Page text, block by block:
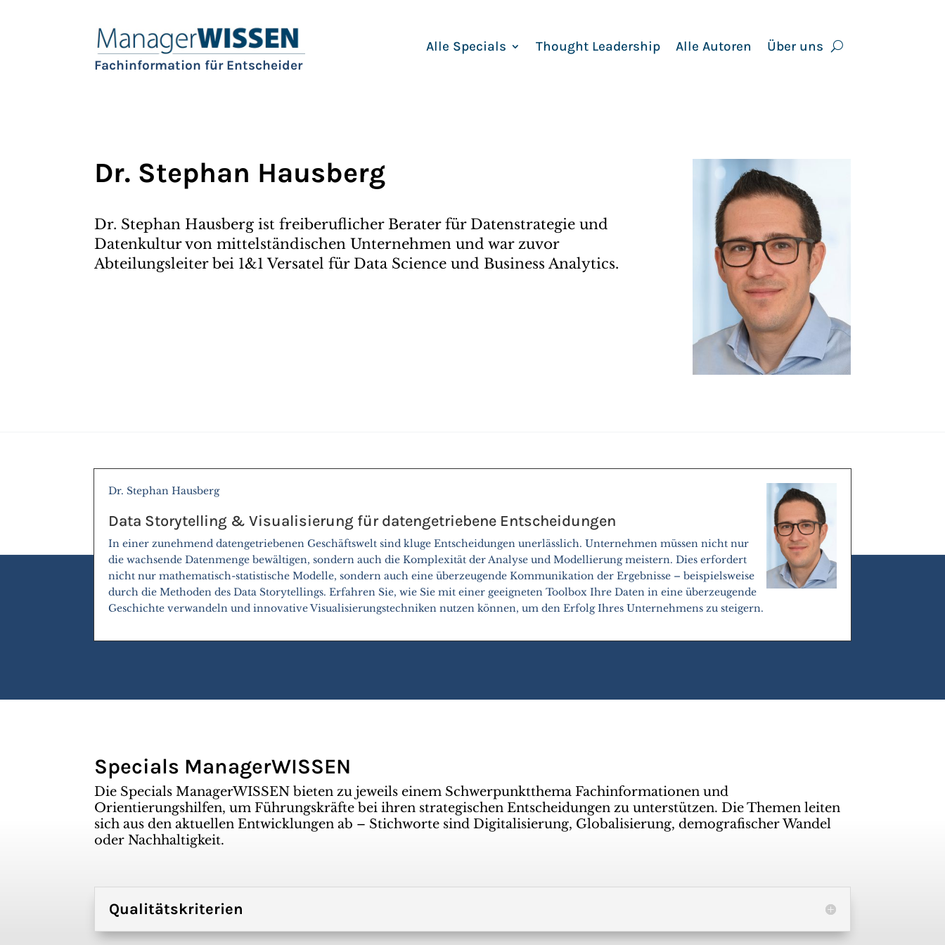
Fachinformation für Entscheider
Alle Specials Thought Leadership Alle Autoren Über uns
Dr. Stephan Hausberg
Dr. Stephan Hausberg ist freiberuflicher Berater für Datenstrategie und
Datenkultur von mittelständischen Unternehmen und war zuvor
Abteilungsleiter bei 1&1 Versatel für Data Science und Business Analytics.
Dr. Stephan Hausberg
Data Storytelling & Visualisierung für datengetriebene Entscheidungen
In einer zunehmend datengetriebenen Geschäftswelt sind kluge Entscheidungen unerlässlich. Unternehmen müssen nicht nur
die wachsende Datenmenge bewältigen, sondern auch die Komplexität der Analyse und Modellierung meistern. Dies erfordert
nicht nur mathematisch-statistische Modelle, sondern auch eine überzeugende Kommunikation der Ergebnisse – beispielsweise
durch die Methoden des Data Storytellings. Erfahren Sie, wie Sie mit einer geeigneten Toolbox Ihre Daten in eine überzeugende
Geschichte verwandeln und innovative Visualisierungstechniken nutzen können, um den Erfolg Ihres Unternehmens zu steigern.
Specials ManagerWISSEN
Die Specials ManagerWISSEN bieten zu jeweils einem Schwerpunktthema Fachinformationen und
Orientierungshilfen, um Führungskräfte bei ihren strategischen Entscheidungen zu unterstützen. Die Themen leiten
sich aus den aktuellen Entwicklungen ab – Stichworte sind Digitalisierung, Globalisierung, demografischer Wandel
oder Nachhaltigkeit.
Qualitätskriterien